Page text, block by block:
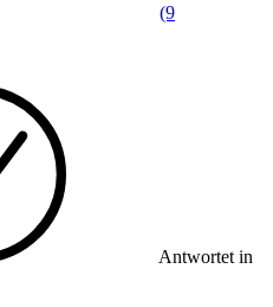
(9
Antwortet in